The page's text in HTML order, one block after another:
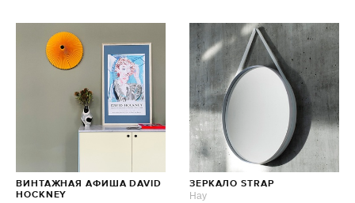
ВИНТАЖНАЯ АФИША DAVID
HOCKNEY
ЗЕРКАЛО STRAP
Hay